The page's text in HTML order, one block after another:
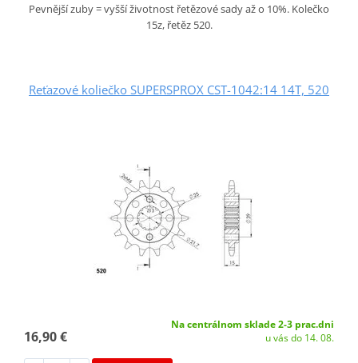
Pevnější zuby = vyšší životnost řetězové sady až o 10%. Kolečko
15z, řetěz 520.
Reťazové koliečko SUPERSPROX CST-1042:14 14T, 520
16,90 €
Na centrálnom sklade 2-3 prac.dni
u vás do 14. 08.